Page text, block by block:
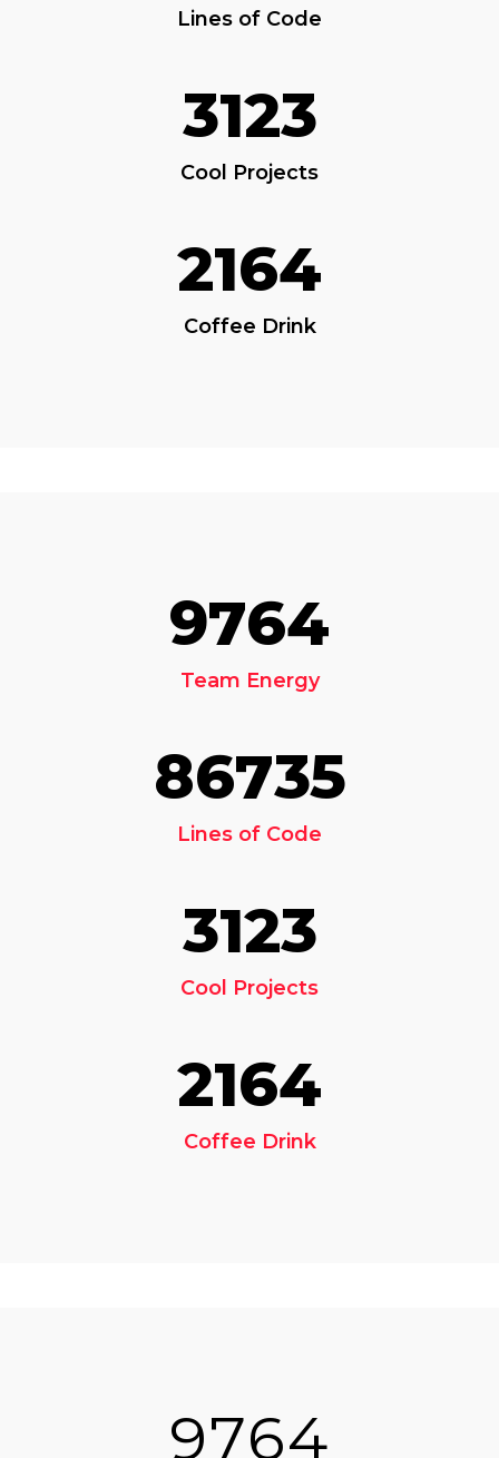
Lines of Code
3123
Cool Projects
2164
Coffee Drink
9764
Team Energy
86735
Lines of Code
3123
Cool Projects
2164
Coffee Drink
9764